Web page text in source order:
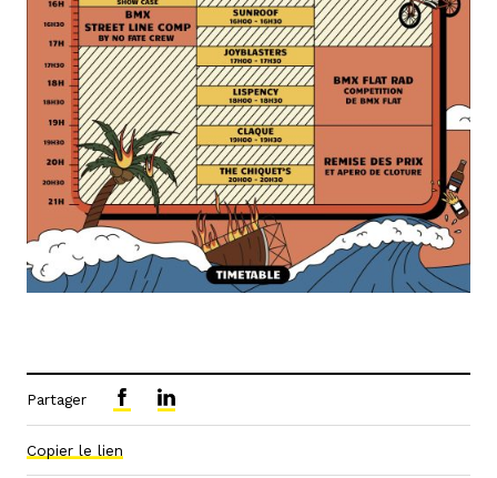
Partager
Copier le lien